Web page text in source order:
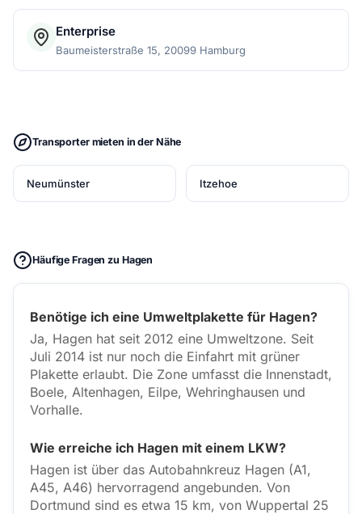
Enterprise
Baumeisterstraße 15, 20099 Hamburg
Transporter mieten in der Nähe
Neumünster Itzehoe
Häufige Fragen zu Hagen
Benötige ich eine Umweltplakette für Hagen?
Ja, Hagen hat seit 2012 eine Umweltzone. Seit
Juli 2014 ist nur noch die Einfahrt mit grüner
Plakette erlaubt. Die Zone umfasst die Innenstadt,
Boele, Altenhagen, Eilpe, Wehringhausen und
Vorhalle.
Wie erreiche ich Hagen mit einem LKW?
Hagen ist über das Autobahnkreuz Hagen (A1,
A45, A46) hervorragend angebunden. Von
Dortmund sind es etwa 15 km, von Wuppertal 25